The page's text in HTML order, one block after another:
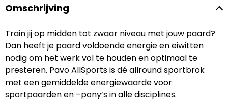
Omschrijving
Train jij op midden tot zwaar niveau met jouw paard?
Dan heeft je paard voldoende energie en eiwitten
nodig om het werk vol te houden en optimaal te
presteren. Pavo AllSports is dé allround sportbrok
met een gemiddelde energiewaarde voor
sportpaarden en –pony’s in alle disciplines.